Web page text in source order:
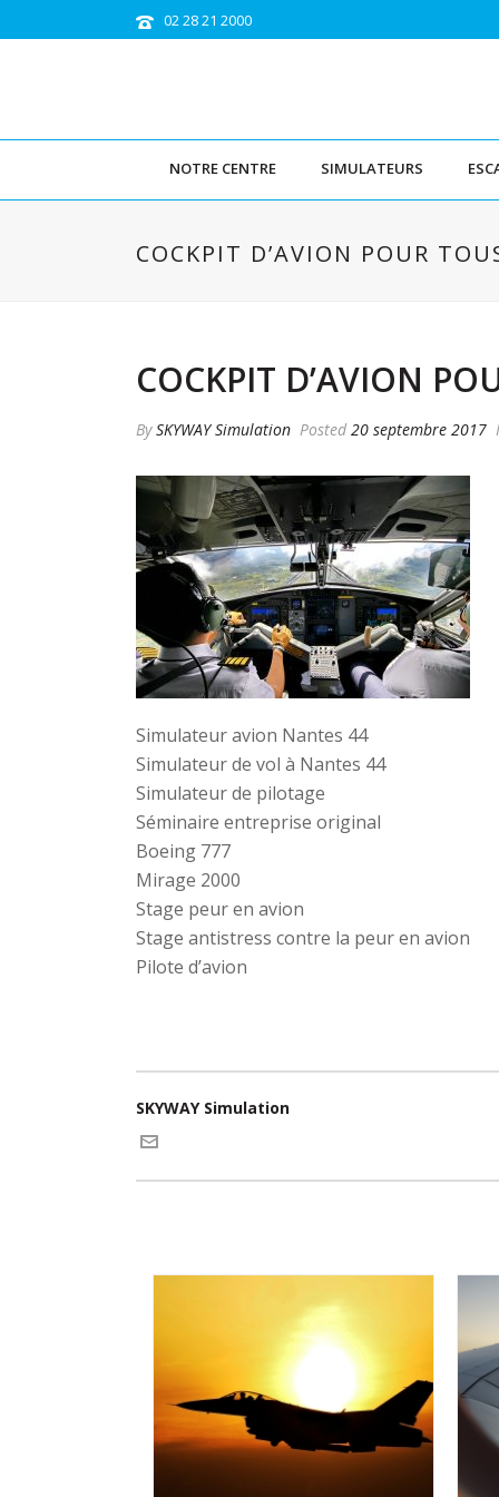
02 28 21 2000
NOTRE CENTRE SIMULATEURS
COCKPIT D’AVION POUR
COCKPIT D’AVION
BySKYWAY Simulation Posted 20 septembre 2017
Simulateur avion Nantes 44
Simulateur de vol à Nantes 44
Simulateur de pilotage
Séminaire entreprise original
Boeing 777
Mirage 2000
Stage peur en avion
Stage antistress contre la peur en avion
Pilote d’avion
SKYWAY Simulation